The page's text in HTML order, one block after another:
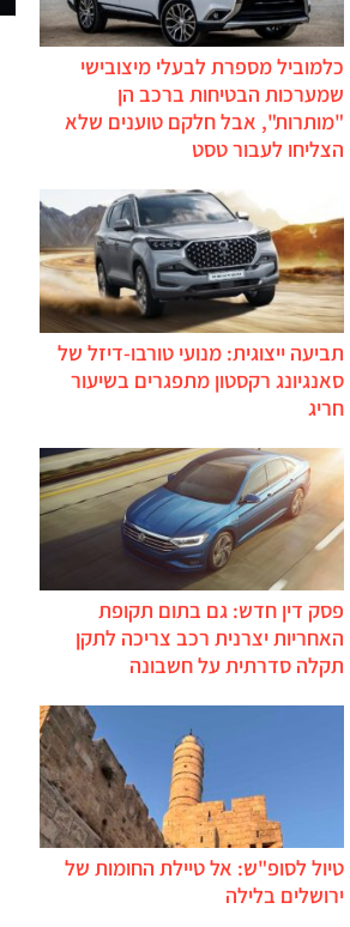
כלמוביל מספרת לבעלי מיצובישי
שמערכות הבטיחות ברכב הן
"מותרות", אבל חלקם טוענים שלא
הצליחו לעבור טסט
תביעה ייצוגית: מנועי טורבו-דיזל של
סאנגיונג רקסטון מתפגרים בשיעור
חריג
פסק דין חדש: גם בתום תקופת
האחריות יצרנית רכב צריכה לתקן
תקלה סדרתית על חשבונה
טיול לסופ"ש: אל טיילת החומות של
ירושלים בלילה